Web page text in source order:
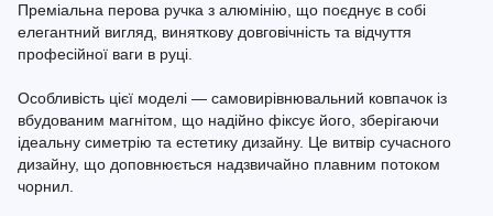
Преміальна перова ручка з алюмінію, що поєднує в собі
елегантний вигляд, виняткову довговічність та відчуття
професійної ваги в руці.
Особливість цієї моделі — самовирівнювальний ковпачок із
вбудованим магнітом, що надійно фіксує його, зберігаючи
ідеальну симетрію та естетику дизайну. Це витвір сучасного
дизайну, що доповнюється надзвичайно плавним потоком
чорнил.